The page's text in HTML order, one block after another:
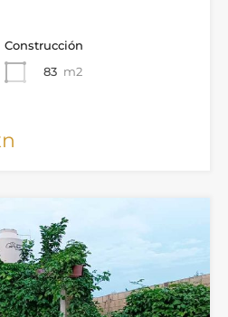
Construcción
83 m2